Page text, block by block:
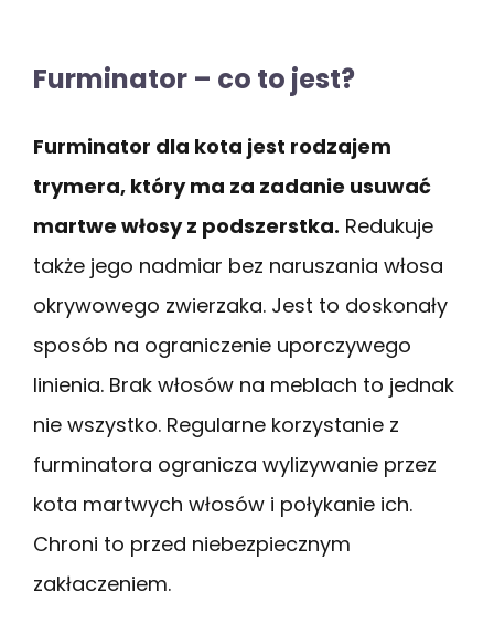
Furminator – co to jest?
Furminator dla kota jest rodzajem
trymera, który ma za zadanie usuwać
martwe włosy z podszerstka. Redukuje
także jego nadmiar bez naruszania włosa
okrywowego zwierzaka. Jest to doskonały
sposób na ograniczenie uporczywego
linienia. Brak włosów na meblach to jednak
nie wszystko. Regularne korzystanie z
furminatora ogranicza wylizywanie przez
kota martwych włosów i połykanie ich.
Chroni to przed niebezpiecznym
zakłaczeniem.